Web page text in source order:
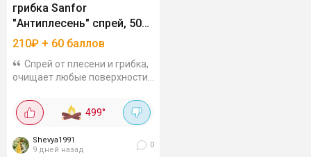
грибка Sanfor
"Антиплесень" спрей, 500
мл
210₽ + 60 баллов
Спрей от плесени и грибка,
очищает любые поверхности,
удаляет бактерии.
Использовала в ванной
499°
Shevya1991
9 дней назад
0